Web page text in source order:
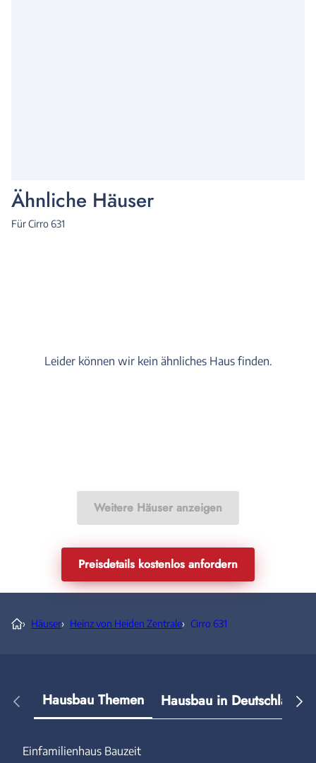
Ähnliche Häuser
Für Cirro 631
Leider können wir kein ähnliches Haus finden.
Weitere Häuser anzeigen
Preisdetails kostenlos anfordern
› Häuser› Heinz von Heiden Zentrale› Cirro 631
Hausbau Themen Hausbau in Deutschland
Einfamilienhaus Bauzeit